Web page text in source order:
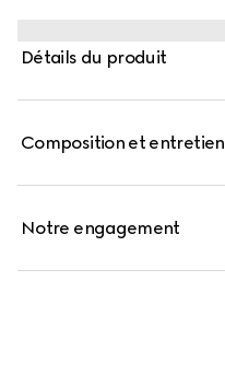
Détails du produit
Composition et entretien
Notre engagement